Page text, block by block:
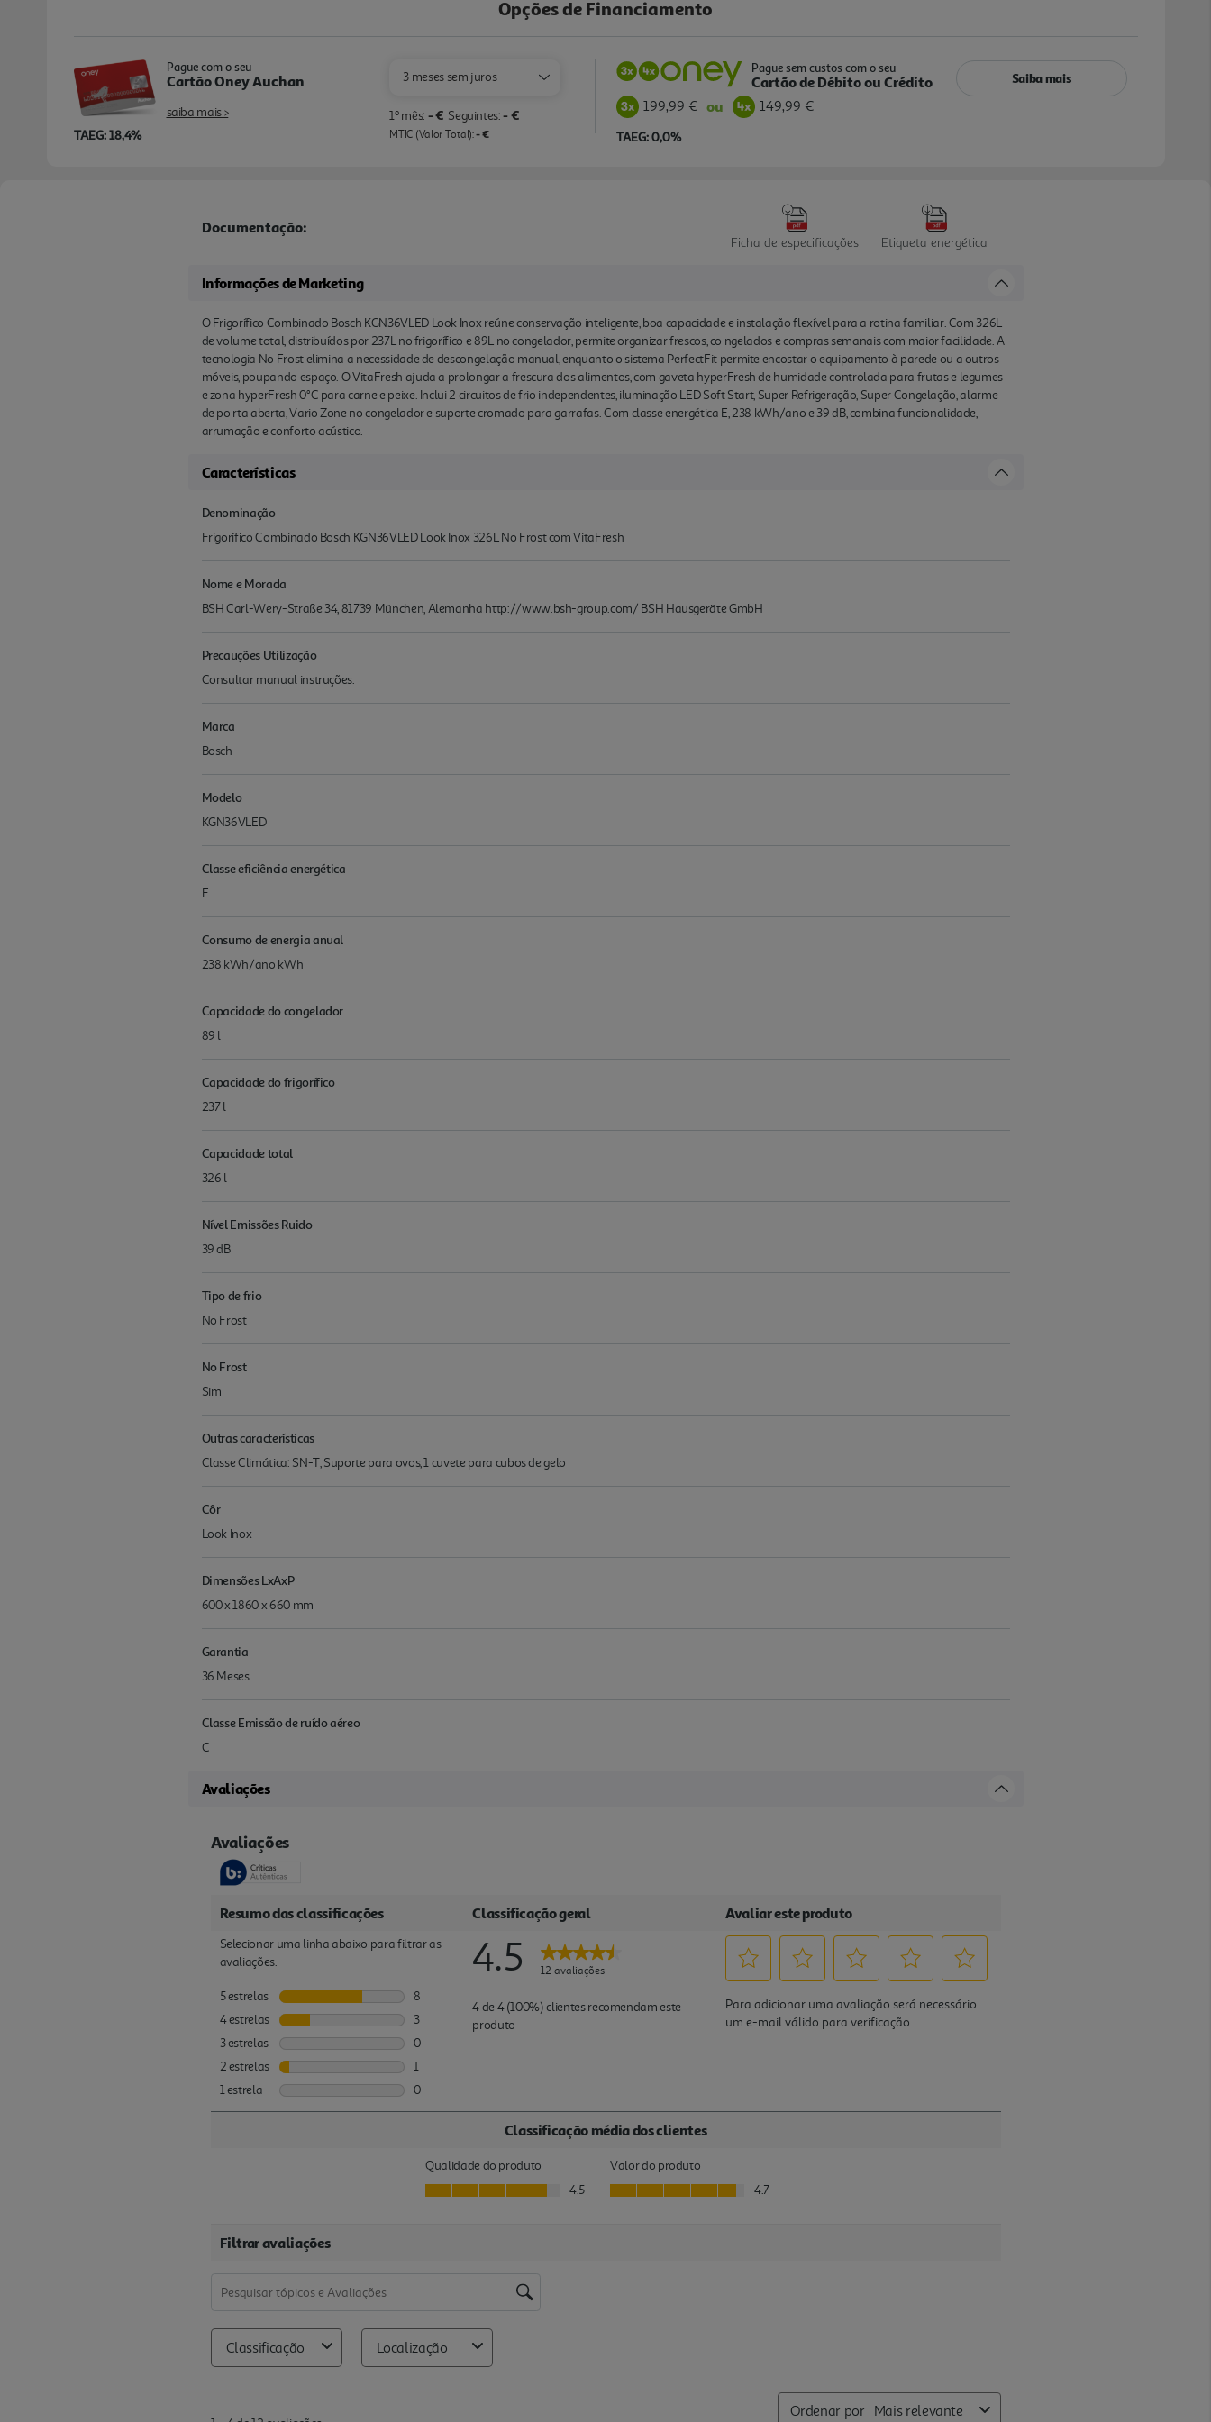
Opções de Financiamento
TAEG: 18,4%
Pague com o seu
Cartão Oney Auchan
saiba mais >
3 meses sem juros
1º mês: - € Seguintes:- €
MTIC (Valor Total):- €
Pague sem custos com o seu
Cartão de Débito ou Crédito
199,99 € ou 149,99 €
TAEG: 0,0%
Saiba mais
Documentação:
Ficha de especificações Etiqueta energética
Informações de Marketing
O Frigorífico Combinado Bosch KGN36VLED Look Inox reúne conservação inteligente, boa capacidade e instalação flexível para a rotina familiar. Com 326L
de volume total, distribuídos por 237L no frigorífico e 89L no congelador, permite organizar frescos, co ngelados e compras semanais com maior facilidade. A
tecnologia No Frost elimina a necessidade de descongelação manual, enquanto o sistema PerfectFit permite encostar o equipamento à parede ou a outros
móveis, poupando espaço. O VitaFresh ajuda a prolongar a frescura dos alimentos, com gaveta hyperFresh de humidade controlada para frutas e legumes
e zona hyperFresh 0°C para carne e peixe. Inclui 2 circuitos de frio independentes, iluminação LED Soft Start, Super Refrigeração, Super Congelação, alarme
de po rta aberta, Vario Zone no congelador e suporte cromado para garrafas. Com classe energética E, 238 kWh/ano e 39 dB, combina funcionalidade,
arrumação e conforto acústico.
Características
Denominação
Frigorífico Combinado Bosch KGN36VLED Look Inox 326L No Frost com VitaFresh
Nome e Morada
BSH Carl-Wery-Straße 34, 81739 München, Alemanha http://www.bsh-group.com/ BSH Hausgeräte GmbH
Precauções Utilização
Consultar manual instruções.
Marca
Bosch
Modelo
KGN36VLED
Classe eficiência energética
E
Consumo de energia anual
238 kWh/ano kWh
Capacidade do congelador
89 l
Capacidade do frigorífico
237 l
Capacidade total
326 l
Nível Emissões Ruido
39 dB
Tipo de frio
No Frost
No Frost
Sim
Outras características
Classe Climática: SN-T, Suporte para ovos, 1 cuvete para cubos de gelo
Côr
Look Inox
Dimensões LxAxP
600 x 1860 x 660 mm
Garantia
36 Meses
Classe Emissão de ruído aéreo
C
Avaliações